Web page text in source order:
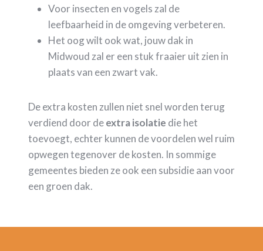
Voor insecten en vogels zal de
leefbaarheid in de omgeving verbeteren.
Het oog wilt ook wat, jouw dak in
Midwoud zal er een stuk fraaier uit zien in
plaats van een zwart vak.
De extra kosten zullen niet snel worden terug
verdiend door deextra isolatie die het
toevoegt, echter kunnen de voordelen wel ruim
opwegen tegenover de kosten. In sommige
gemeentes bieden ze ook een subsidie aan voor
een groen dak.